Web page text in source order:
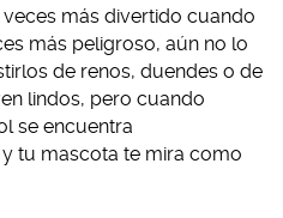
más divertido cuando
más peligroso, aún no lo
de renos, duendes o de
lindos, pero cuando
se encuentra
tu mascota te mira como